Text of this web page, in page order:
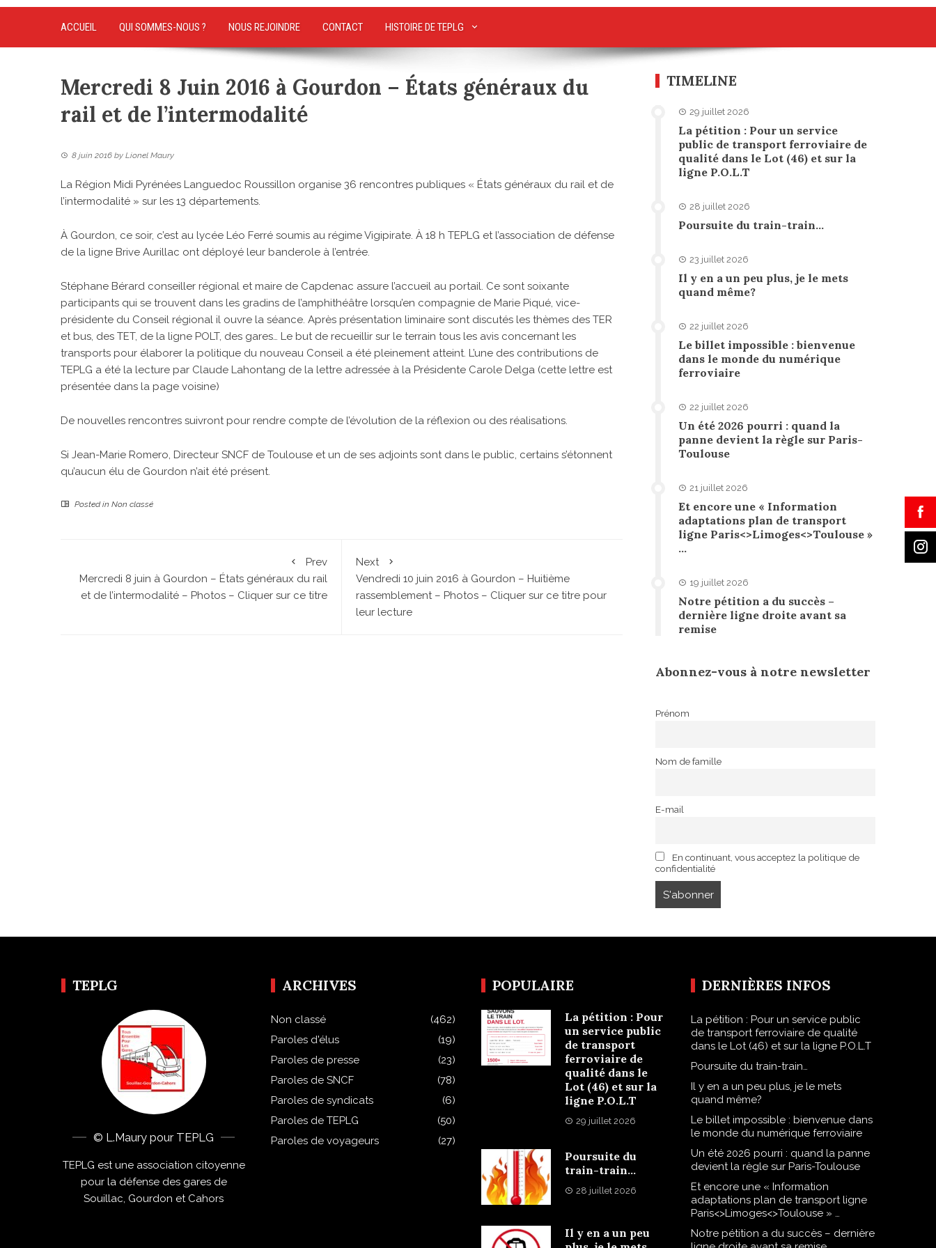
ACCUEIL QUI SOMMES-NOUS ? NOUS REJOINDRE CONTACT HISTOIRE DE TEPLG
Mercredi 8 Juin 2016 à Gourdon – États généraux du
rail et de l’intermodalité
8 juin 2016 by Lionel Maury
La Région Midi Pyrénées Languedoc Roussillon organise 36 rencontres publiques « États généraux du rail et de
l’intermodalité » sur les 13 départements.
À Gourdon, ce soir, c’est au lycée Léo Ferré soumis au régime Vigipirate. À 18 h TEPLG et l’association de défense
de la ligne Brive Aurillac ont déployé leur banderole à l’entrée.
Stéphane Bérard conseiller régional et maire de Capdenac assure l’accueil au portail. Ce sont soixante
participants qui se trouvent dans les gradins de l’amphithéâtre lorsqu’en compagnie de Marie Piqué, vice-
présidente du Conseil régional il ouvre la séance. Après présentation liminaire sont discutés les thèmes des TER
et bus, des TET, de la ligne POLT, des gares… Le but de recueillir sur le terrain tous les avis concernant les
transports pour élaborer la politique du nouveau Conseil a été pleinement atteint. L’une des contributions de
TEPLG a été la lecture par Claude Lahontang de la lettre adressée à la Présidente Carole Delga (cette lettre est
présentée dans la page voisine)
De nouvelles rencontres suivront pour rendre compte de l’évolution de la réflexion ou des réalisations.
Si Jean-Marie Romero, Directeur SNCF de Toulouse et un de ses adjoints sont dans le public, certains s’étonnent
qu’aucun élu de Gourdon n’ait été présent.
Posted in Non classé
Prev
Mercredi 8 juin à Gourdon – États généraux du rail
et de l’intermodalité – Photos – Cliquer sur ce titre
Next
Vendredi 10 juin 2016 à Gourdon – Huitième
rassemblement – Photos – Cliquer sur ce titre pour
leur lecture
TIMELINE
29 juillet 2026
La pétition : Pour un service
public de transport ferroviaire de
qualité dans le Lot (46) et sur la
ligne P.O.L.T
28 juillet 2026
Poursuite du train-train…
23 juillet 2026
Il y en a un peu plus, je le mets
quand même?
22 juillet 2026
Le billet impossible : bienvenue
dans le monde du numérique
ferroviaire
22 juillet 2026
Un été 2026 pourri : quand la
panne devient la règle sur Paris-
Toulouse
21 juillet 2026
Et encore une « Information
adaptations plan de transport
ligne Paris<>Limoges<>Toulouse »
…
19 juillet 2026
Notre pétition a du succès –
dernière ligne droite avant sa
remise
Abonnez-vous à notre newsletter
Prénom
Nom de famille
E-mail
En continuant, vous acceptez la politique de
confidentialité
TEPLG
© L.Maury pour TEPLG
TEPLG est une association citoyenne
pour la défense des gares de
Souillac, Gourdon et Cahors
ARCHIVES
Non classé
(462)
Paroles d'élus
(19)
Paroles de presse
(23)
Paroles de SNCF
(78)
Paroles de syndicats
(6)
Paroles de TEPLG
(50)
Paroles de voyageurs
(27)
POPULAIRE
La pétition : Pour
un service public
de transport
ferroviaire de
qualité dans le
Lot (46) et sur la
ligne P.O.L.T
29 juillet 2026
Poursuite du
train-train…
28 juillet 2026
Il y en a un peu
DERNIÈRES INFOS
La pétition : Pour un service public
de transport ferroviaire de qualité
dans le Lot (46) et sur la ligne P.O.L.T
Poursuite du train-train…
Il y en a un peu plus, je le mets
quand même?
Le billet impossible : bienvenue dans
le monde du numérique ferroviaire
Un été 2026 pourri : quand la panne
devient la règle sur Paris-Toulouse
Et encore une « Information
adaptations plan de transport ligne
Paris<>Limoges<>Toulouse » …
Notre pétition a du succès – dernière